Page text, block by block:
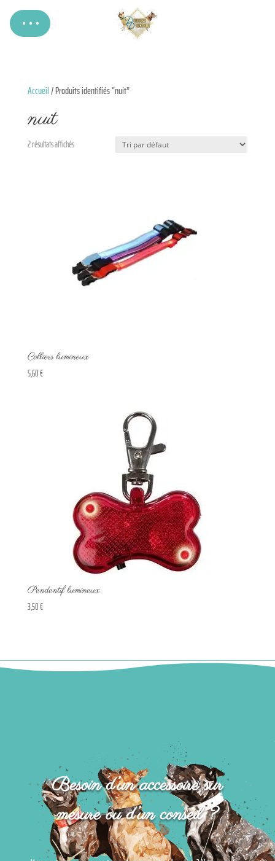
Accueil/ Produits identifiés “nuit”
nuit
2 résultats affichés
Colliers lumineux
5,60€
Pendentif lumineux
3,50€
Besoin d’un accessoire sur
mesure ou d’un conseil ?